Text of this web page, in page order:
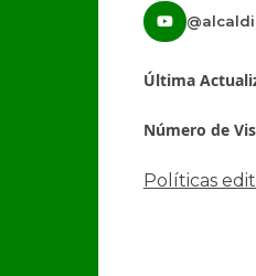
Última
Número de
Políticas